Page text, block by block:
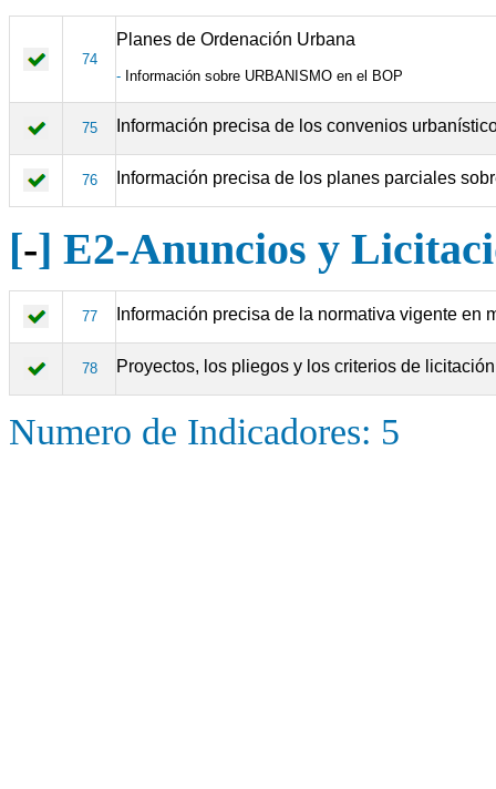
74
Planes de Ordenación Urbana
- Información sobre URBANISMO en el BOP
75 Información precisa de los convenios
76 Información precisa de los planes parciales
[-] E2-Anuncios y
77 Información precisa de la normativa vigente en
78 Proyectos, los pliegos y los criterios de
Numero de Indicadores: 5